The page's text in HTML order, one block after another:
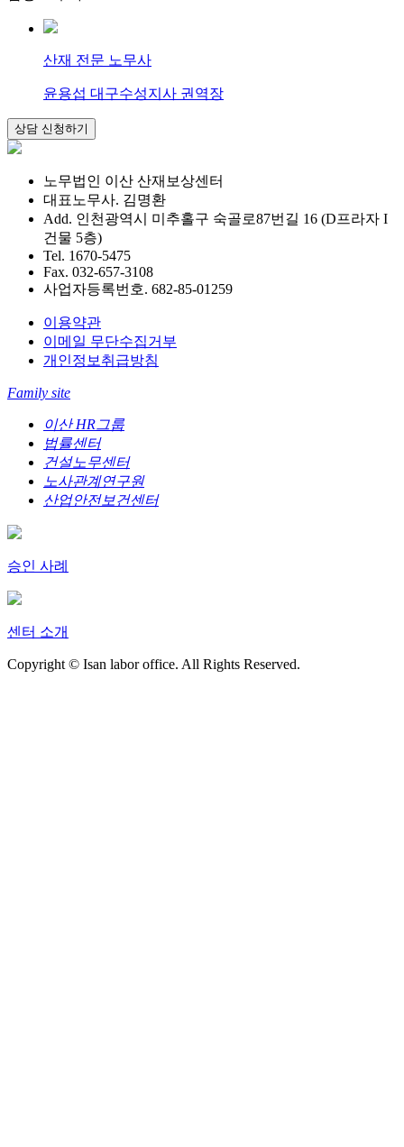
산재 전문 노무사
윤용섭 대구수성지사 권역장
노무법인 이산 산재보상센터
대표노무사. 김명환
Add. 인천광역시 미추홀구 숙골로87번길 16 (D프라자 I
건물 5층)
Tel. 1670-5475
Fax. 032-657-3108
사업자등록번호. 682-85-01259
이용약관
이메일 무단수집거부
개인정보취급방침
Family site
이산 HR그룹
법률센터
건설노무센터
노사관계연구원
산업안전보건센터
승인 사례
센터 소개
Copyright © Isan labor office. All Rights Reserved.